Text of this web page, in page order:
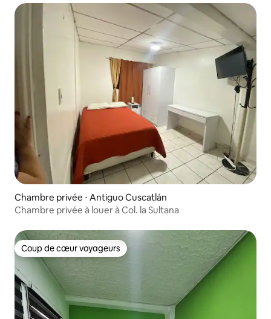
Chambre privée ⋅ Antiguo Cuscatlán
Chambre privée à louer à Col. la Sultana
Coup de cœur voyageurs
Coup de cœur voyageurs